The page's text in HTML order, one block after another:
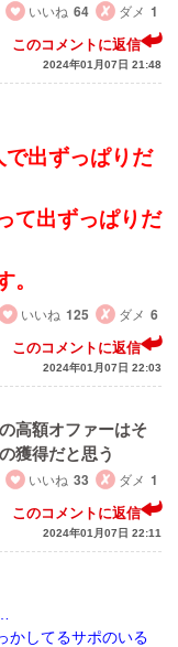
いいね 64 ダメ 1
このコメントに返信
2024年01月07日 21:48
出ずっぱりだ
て出ずっぱりだ
。
いいね 125 ダメ 6
このコメントに返信
2024年01月07日 22:03
高額オファーはそ
獲得だと思う
いいね 33 ダメ 1
このコメントに返信
2024年01月07日 22:11
かしてるサポのいる